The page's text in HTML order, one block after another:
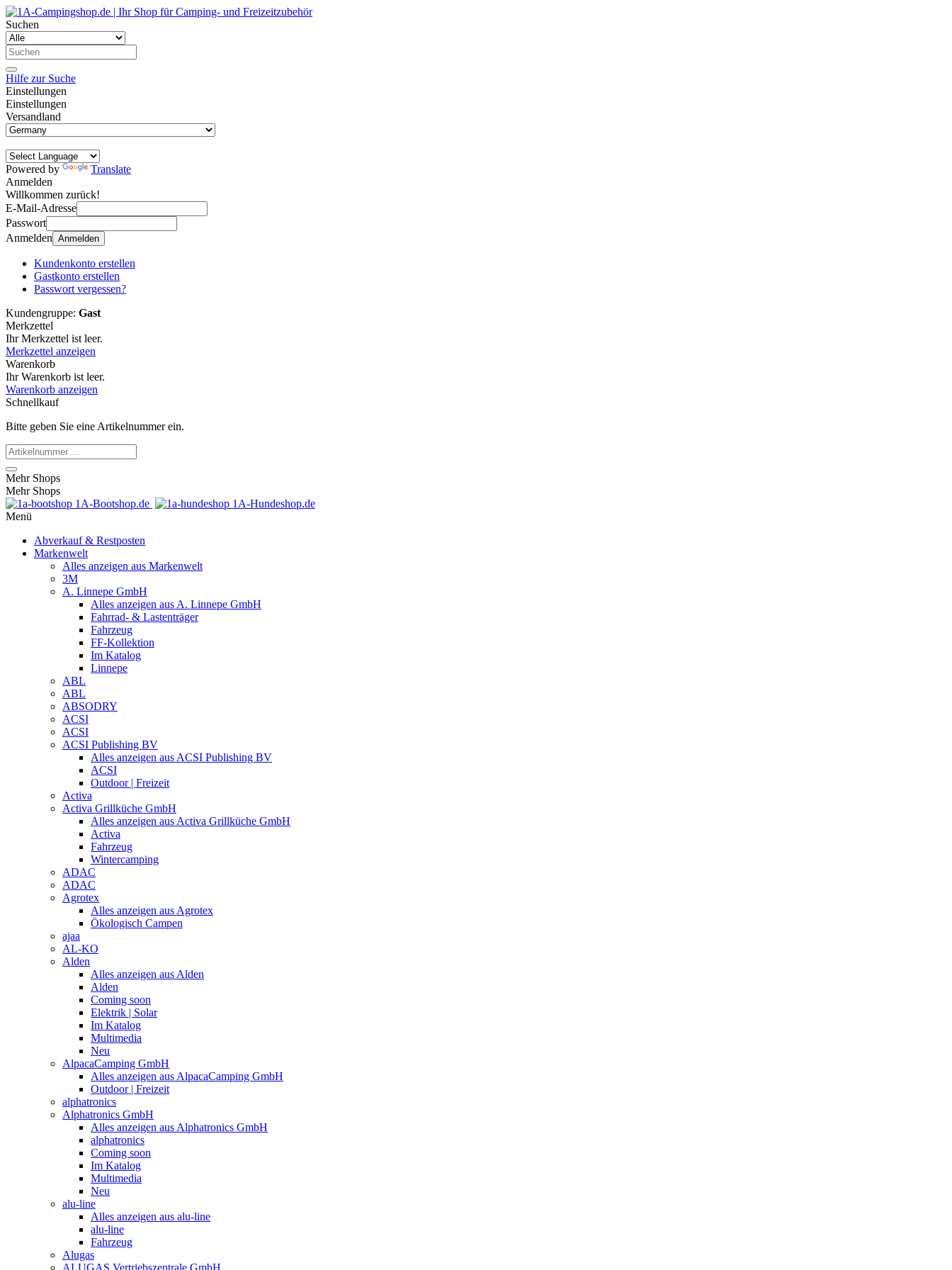
Suchen
Hilfe zur Suche
Einstellungen
Einstellungen
Versandland
Powered by
Translate
Anmelden
Willkommen zurück!
E-Mail-Adresse
Passwort
Anmelden Anmelden
Kundenkonto erstellen
Gastkonto erstellen
Passwort vergessen?
Kundengruppe: Gast
Merkzettel
Ihr Merkzettel ist leer.
Merkzettel anzeigen
Warenkorb
Ihr Warenkorb ist leer.
Warenkorb anzeigen
Schnellkauf
Bitte geben Sie eine Artikelnummer ein.
Mehr Shops
Mehr Shops
1A-Bootshop.de
1A-Hundeshop.de
Menü
Abverkauf & Restposten
Markenwelt
Alles anzeigen aus Markenwelt
3M
A. Linnepe GmbH
Alles anzeigen aus A. Linnepe GmbH
Fahrrad- & Lastenträger
Fahrzeug
FF-Kollektion
Im Katalog
Linnepe
ABL
ABL
ABSODRY
ACSI
ACSI
ACSI Publishing BV
Alles anzeigen aus ACSI Publishing BV
ACSI
Outdoor | Freizeit
Activa
Activa Grillküche GmbH
Alles anzeigen aus Activa Grillküche GmbH
Activa
Fahrzeug
Wintercamping
ADAC
ADAC
Agrotex
Alles anzeigen aus Agrotex
Ökologisch Campen
ajaa
AL-KO
Alden
Alles anzeigen aus Alden
Alden
Coming soon
Elektrik | Solar
Im Katalog
Multimedia
Neu
AlpacaCamping GmbH
Alles anzeigen aus AlpacaCamping GmbH
Outdoor | Freizeit
alphatronics
Alphatronics GmbH
Alles anzeigen aus Alphatronics GmbH
alphatronics
Coming soon
Im Katalog
Multimedia
Neu
alu-line
Alles anzeigen aus alu-line
alu-line
Fahrzeug
Alugas
ALUGAS Vertriebszentrale GmbH